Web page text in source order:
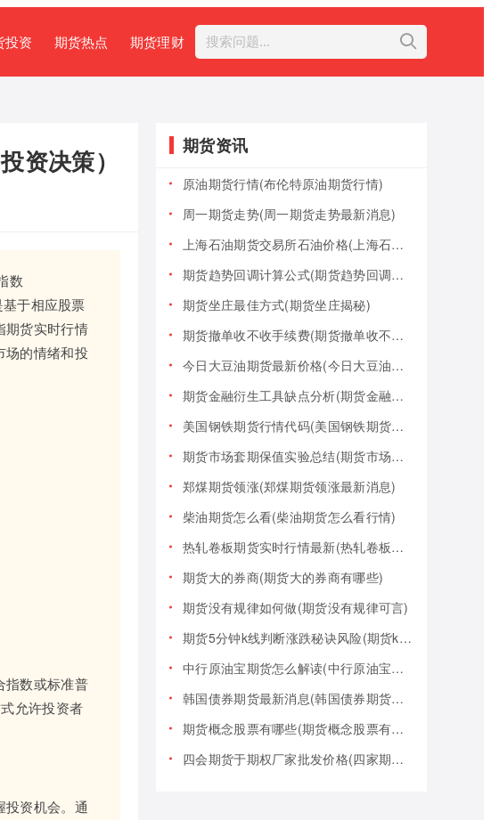
投资 期货热点 期货理财
资决策）
数
于相应股票
期货实时行情
场的情绪和投
指数或标准普
允许投资者
投资机会。通
期货资讯
原油期货行情(布伦特原油期货行情)
周一期货走势(周一期货走势最新消息)
上海石油期货交易所石油价格(上海石油期货交易所石油价格查询)
期货趋势回调计算公式(期货趋势回调计算公式是什么)
期货坐庄最佳方式(期货坐庄揭秘)
期货撤单收不收手续费(期货撤单收不收手续费用)
今日大豆油期货最新价格(今日大豆油期货最新价格行情)
期货金融衍生工具缺点分析(期货金融衍生工具缺点分析报告)
美国钢铁期货行情代码(美国钢铁期货行情大盘)
期货市场套期保值实验总结(期货市场套期保值实验总结报告)
郑煤期货领涨(郑煤期货领涨最新消息)
柴油期货怎么看(柴油期货怎么看行情)
热轧卷板期货实时行情最新(热轧卷板期货实时行情最新报价)
期货大的券商(期货大的券商有哪些)
期货没有规律如何做(期货没有规律可言)
期货5分钟k线判断涨跌秘诀风险(期货k线技巧)
中行原油宝期货怎么解读(中行原油宝期货事件)
韩国债券期货最新消息(韩国债券期货最新消息新闻)
期货概念股票有哪些(期货概念股票有哪些类型)
四会期货于期权厂家批发价格(四家期货交易)